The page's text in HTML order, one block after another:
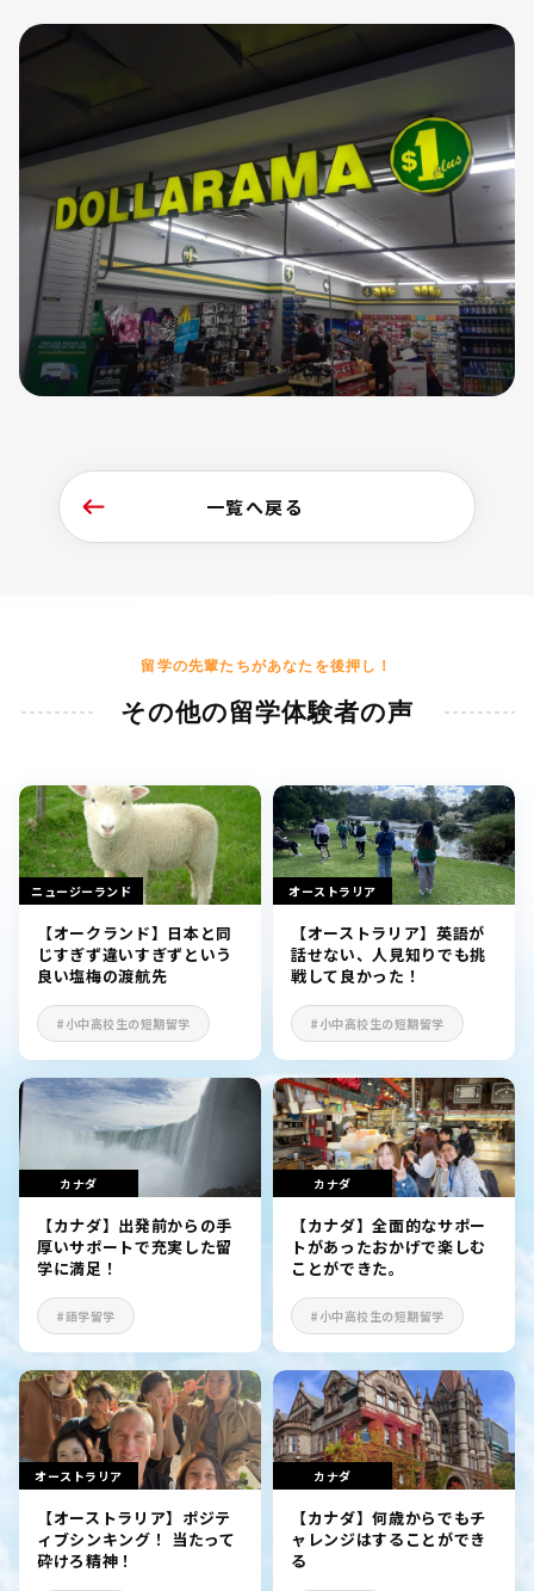
一覧へ戻る
留学の先輩たちがあなたを後押し！
その他の留学体験者の声
ニュージーランド
【オークランド】日本と同
じすぎず違いすぎずという
良い塩梅の渡航先
#小中高校生の短期留学
オーストラリア
【オーストラリア】英語が
話せない、人見知りでも挑
戦して良かった！
#小中高校生の短期留学
カナダ
【カナダ】出発前からの手
厚いサポートで充実した留
学に満足！
#語学留学
カナダ
【カナダ】全面的なサポー
トがあったおかげで楽しむ
ことができた。
#小中高校生の短期留学
オーストラリア
【オーストラリア】ポジテ
ィブシンキング！ 当たって
砕けろ精神！
カナダ
【カナダ】何歳からでもチ
ャレンジはすることができ
る